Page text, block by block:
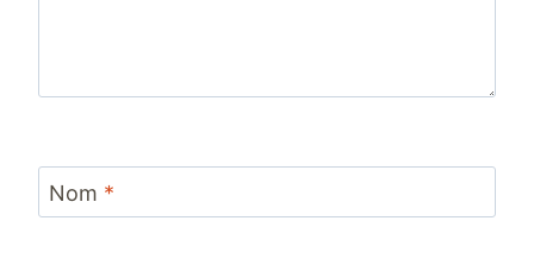
Nom *